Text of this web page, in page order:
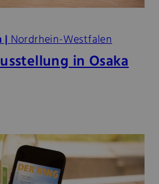
|Nordrhein-Westfalen
in Osaka